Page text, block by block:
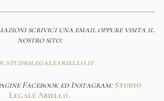
scrivici una email oppure visita il
nostro sito:
Facebook ed Instagram: Studio
Legale Ariello.